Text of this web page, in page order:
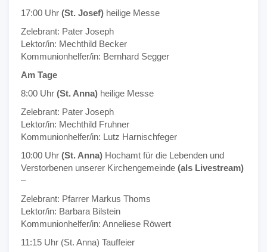
17:00 Uhr (St. Josef) heilige Messe
Zelebrant: Pater Joseph
Lektor/in: Mechthild Becker
Kommunionhelfer/in: Bernhard Segger
Am Tage
8:00 Uhr (St. Anna) heilige Messe
Zelebrant: Pater Joseph
Lektor/in: Mechthild Fruhner
Kommunionhelfer/in: Lutz Harnischfeger
10:00 Uhr (St. Anna) Hochamt für die Lebenden und
Verstorbenen unserer Kirchengemeinde (als Livestream)
–
Zelebrant: Pfarrer Markus Thoms
Lektor/in: Barbara Bilstein
Kommunionhelfer/in: Anneliese Röwert
11:15 Uhr (St. Anna) Tauffeier